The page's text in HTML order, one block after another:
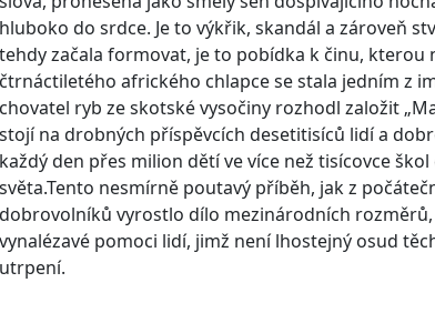
hluboko do srdce. Je to výkřik, skandál a zároveň
tehdy začala formovat, je to pobídka k činu, kterou
čtrnáctiletého afrického chlapce se stala jedním z
chovatel ryb ze skotské vysočiny rozhodl založit
stojí na drobných příspěvcích desetitisíců lidí a
každý den přes milion dětí ve více než tisícovce
světa.Tento nesmírně poutavý příběh, jak z
dobrovolníků vyrostlo dílo mezinárodních
vynalézavé pomoci lidí, jimž není lhostejný osud
utrpení.